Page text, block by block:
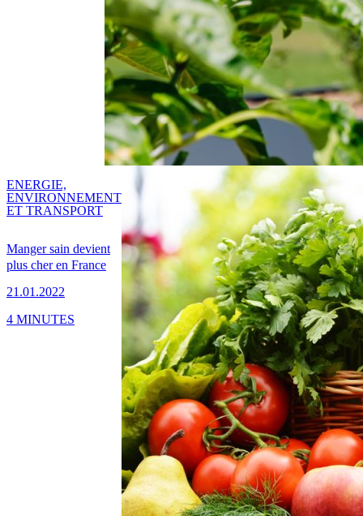
Manger sain devient
plus cher en France
21.01.2022
ENERGIE,
ENVIRONNEMENT
ET TRANSPORT
4 MINUTES